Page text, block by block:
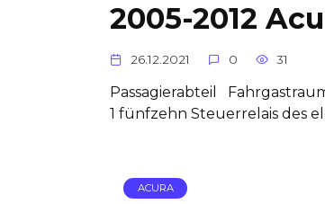
2005-2012
26.12.2021 0 31
Passagierabteil
1 fünfzehn Steuerrelais des
ACURA